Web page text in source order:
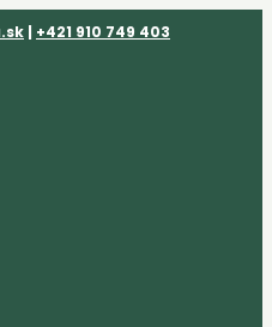
| +421 910 749 403